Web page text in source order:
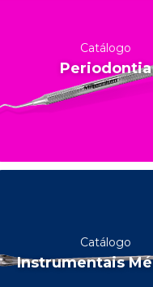
Catálogo
Periodontia
Catálogo
Instrumentais